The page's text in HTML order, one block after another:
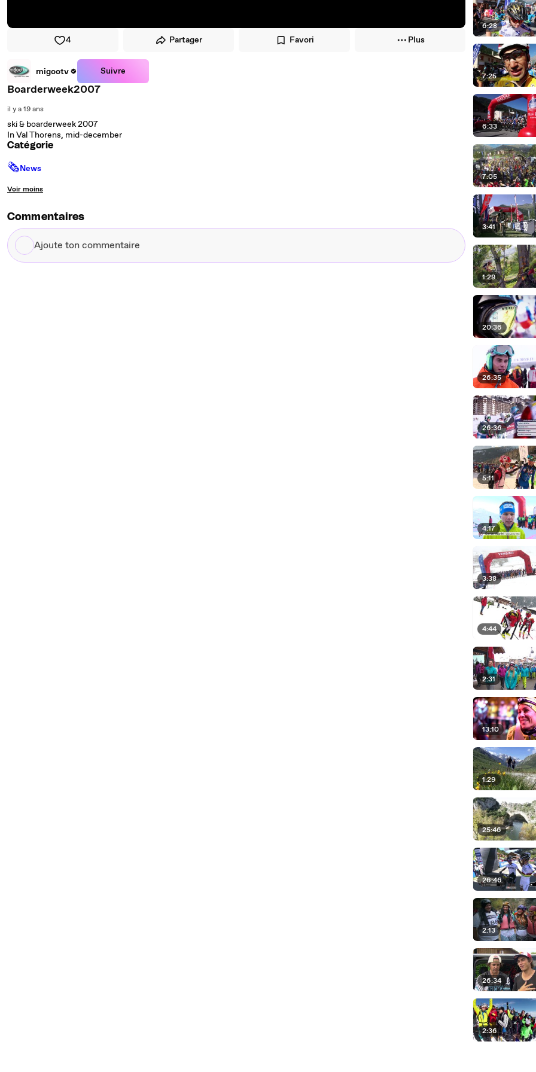
4 Partager Favori Plus
migootv Suivre
Boarderweek2007
il y a 19 ans
ski & boarderweek 2007
In Val Thorens, mid-december
Catégorie
🗞News
Voir moins
Commentaires
Ajoute
ton
6:28
7:25
6:33
7:05
3:41
1:29
20:36
26:35
26:36
5:11
4:17
3:38
4:44
2:31
13:10
1:29
25:46
26:46
2:13
26:34
2:36